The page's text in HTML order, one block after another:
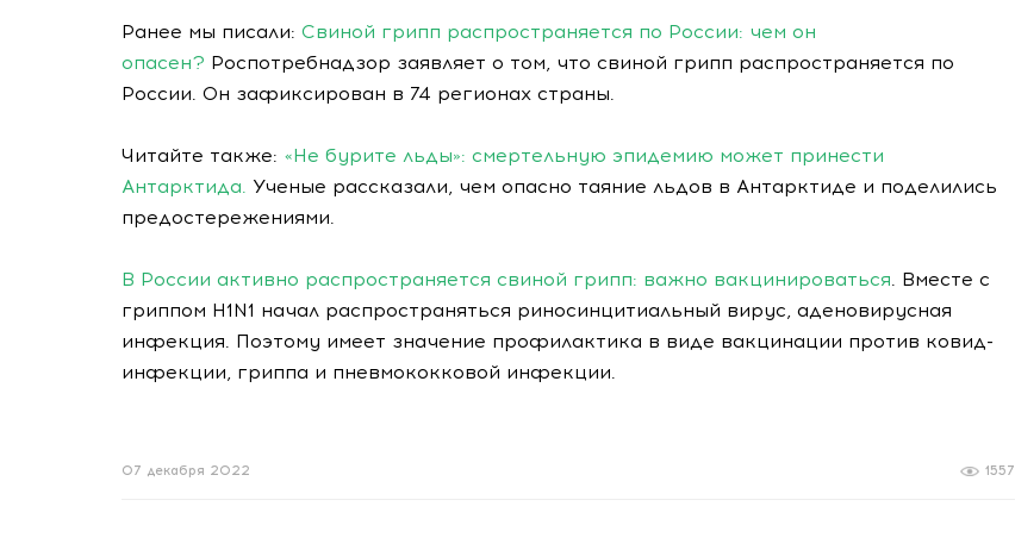
Ранее мы писали: Свиной грипп распространяется по России: чем он
опасен? Роспотребнадзор заявляет о том, что свиной грипп распространяется по
России. Он зафиксирован в 74 регионах страны.
Читайте также: «Не бурите льды»: смертельную эпидемию может принести
Антарктида. Ученые рассказали, чем опасно таяние льдов в Антарктиде и поделились
предостережениями.
В России активно распространяется свиной грипп: важно вакцинироваться. Вместе с
гриппом H1N1 начал распространяться риносинцитиальный вирус, аденовирусная
инфекция. Поэтому имеет значение профилактика в виде вакцинации против ковид-
инфекции, гриппа и пневмококковой инфекции.
1557
07 декабря 2022